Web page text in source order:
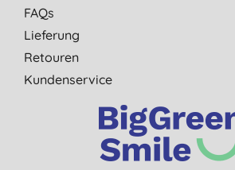
FAQs
Lieferung
Retouren
Kundenservice